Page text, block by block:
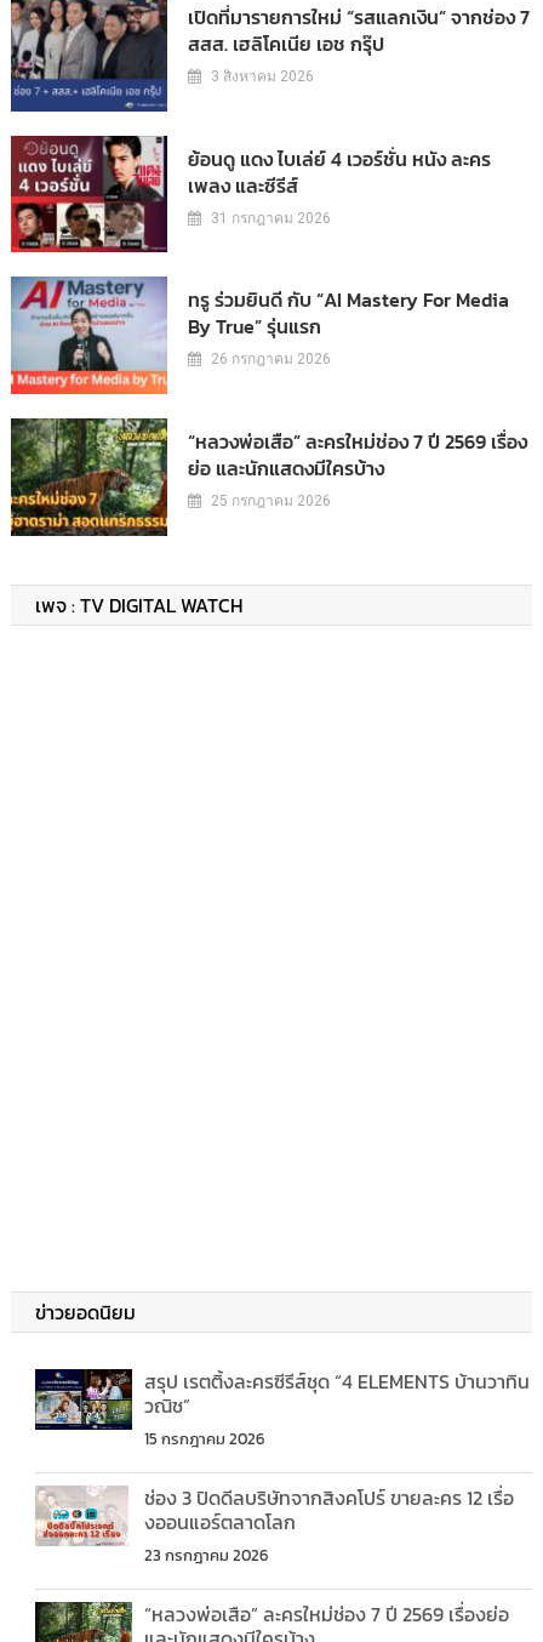
เปิดที่มารายการใหม่ “รสแลกเงิน” จากช่อง 7
สสส. เฮลิโคเนีย เอช กรุ๊ป
3 สิงหาคม 2026
ย้อนดู แดง ไบเล่ย์ 4 เวอร์ชั่น หนัง ละคร
เพลง และซีรีส์
31 กรกฎาคม 2026
ทรู ร่วมยินดี กับ “AI Mastery For Media
By True” รุ่นแรก
26 กรกฎาคม 2026
“หลวงพ่อเสือ” ละครใหม่ช่อง 7 ปี 2569 เรื่อง
ย่อ และนักแสดงมีใครบ้าง
25 กรกฎาคม 2026
เพจ : TV DIGITAL WATCH
ข่าวยอดนิยม
สรุป เรตติ้งละครซีรีส์ชุด “4 ELEMENTS บ้านวาทิน
วณิช”
15 กรกฎาคม 2026
ช่อง 3 ปิดดีลบริษัทจากสิงคโปร์ ขายละคร 12 เรื่อ
งออนแอร์ตลาดโลก
23 กรกฎาคม 2026
“หลวงพ่อเสือ” ละครใหม่ช่อง 7 ปี 2569 เรื่องย่อ